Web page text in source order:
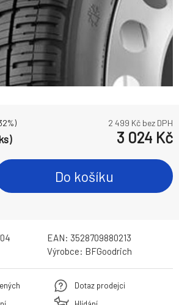
%) 2 499 Kč bez DPH
3 024 Kč
Do košíku
EAN: 3528709880213
Výrobce: BFGoodrich
Dotaz prodejci